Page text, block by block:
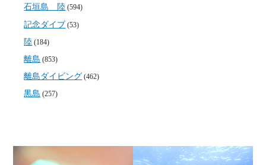
石垣島 陸 (594)
記念ダイブ (53)
陸 (184)
離島 (853)
離島ダイビング (462)
黒島 (257)